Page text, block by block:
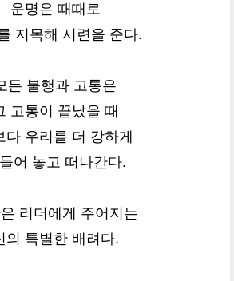
운명은 때때로
지목해 시련을 준다.
든 불행과 고통은
고통이 끝났을 때
다 우리를 더 강하게
어 놓고 떠나간다.
리더에게 주어지는
의 특별한 배려다.